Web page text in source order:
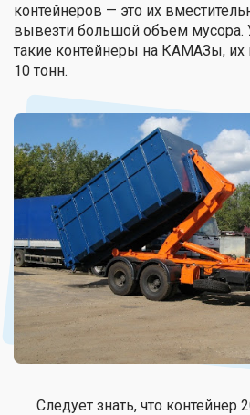
контейнеров — это их
вывезти большой объем мусора.
такие контейнеры на КАМАЗы, их
10 тонн.
Следует знать, что контейнер